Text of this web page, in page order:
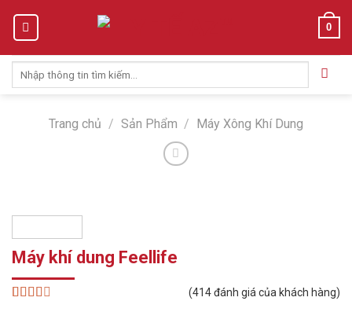
0
kiếm:
Trang chủ / Sản Phẩm / Máy Xông Khí Dung
Máy khí dung Feellife
(414đánh giá của khách hàng)